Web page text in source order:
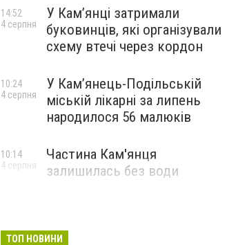
У Кам’янці затримали
буковинців, які організували
схему втечі через кордон
14:52
4 серпня
У Кам’янець-Подільській
міській лікарні за липень
народилося 56 малюків
10:24
4 серпня
Частина Кам'янця
залишилась без води
10:14
4 серпня
ТОП НОВИНИ